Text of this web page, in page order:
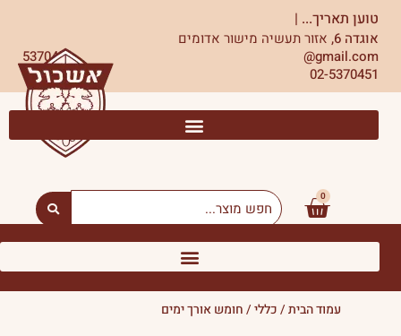
לתוכןטוען תאריך... |
אוגדה 6,
אזור תעשיה מישור אדומים
5370451
gmail.com@
02-5370451
0
עגלת
קניות
Search
...
עמוד הבית/כללי/ חומש אורך ימים